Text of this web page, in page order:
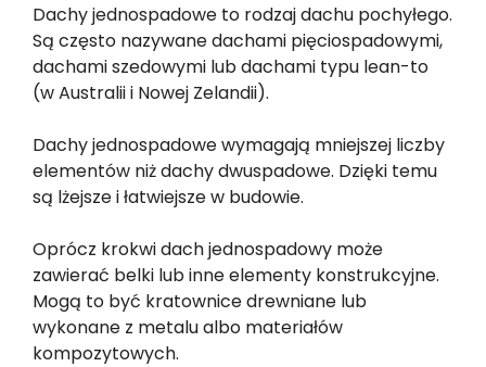
Dachy jednospadowe to rodzaj dachu pochyłego.
Są często nazywane dachami pięciospadowymi,
dachami szedowymi lub dachami typu lean-to
(w Australii i Nowej Zelandii).
Dachy jednospadowe wymagają mniejszej liczby
elementów niż dachy dwuspadowe. Dzięki temu
są lżejsze i łatwiejsze w budowie.
Oprócz krokwi dach jednospadowy może
zawierać belki lub inne elementy konstrukcyjne.
Mogą to być kratownice drewniane lub
wykonane z metalu albo materiałów
kompozytowych.